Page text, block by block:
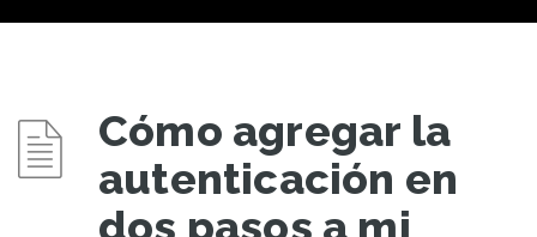
Cómo agregar la
autenticación en
dos pasos a mi